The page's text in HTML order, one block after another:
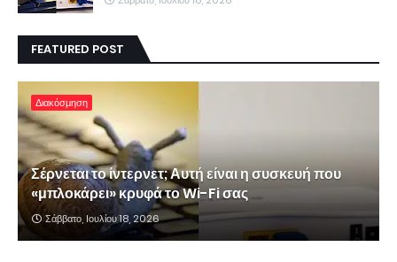
FEATURED POST
Διακόσμηση
Σέρνεται το ίντερνετ; Αυτή είναι η συσκευή που
«μπλοκάρει» κρυφά το Wi-Fi σας
Σάββατο, Ιουλίου 18, 2026